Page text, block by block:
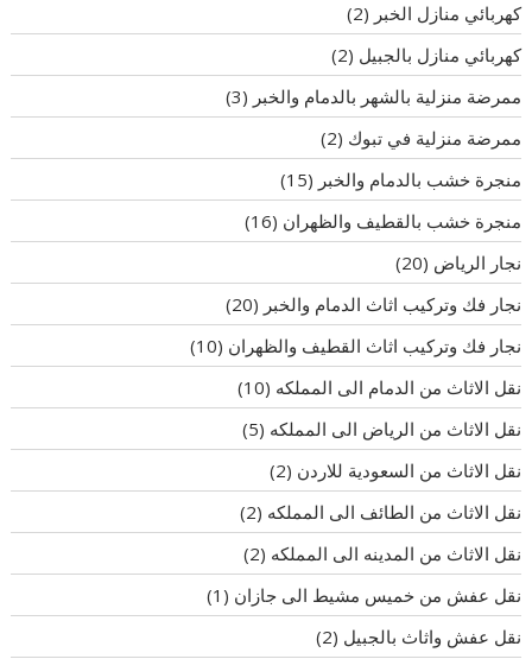
كهربائي منازل الخبر (2)
كهربائي منازل بالجبيل (2)
ممرضة منزلية بالشهر بالدمام والخبر (3)
ممرضة منزلية في تبوك (2)
منجرة خشب بالدمام والخبر (15)
منجرة خشب بالقطيف والظهران (16)
نجار الرياض (20)
نجار فك وتركيب اثاث الدمام والخبر (20)
نجار فك وتركيب اثاث القطيف والظهران (10)
نقل الاثاث من الدمام الى المملكه (10)
نقل الاثاث من الرياض الى المملكه (5)
نقل الاثاث من السعودية للاردن (2)
نقل الاثاث من الطائف الى المملكه (2)
نقل الاثاث من المدينه الى المملكه (2)
نقل عفش من خميس مشيط الى جازان (1)
نقل عفش واثاث بالجبيل (2)